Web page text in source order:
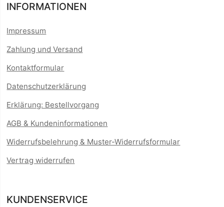
INFORMATIONEN
Impressum
Zahlung und Versand
Kontaktformular
Datenschutzerklärung
Erklärung: Bestellvorgang
AGB & Kundeninformationen
Widerrufsbelehrung & Muster-Widerrufsformular
Vertrag widerrufen
KUNDENSERVICE